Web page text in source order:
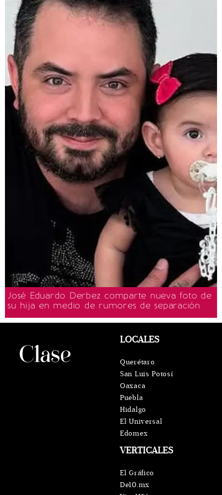
José Eduardo Derbez comparte nueva foto de
su hija en medio de rumores de separación
VERTICALES
El Gráfico
De10.mx
LOCALES
Querétaro
San Luis Potosí
Oaxaca
Puebla
Hidalgo
El Universal
Edomex